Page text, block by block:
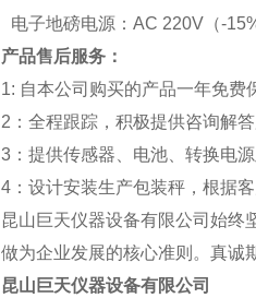
电子地磅电源：AC 220V（-
产品售后服务：
1: 自本公司购买的产品一年免费
2：全程跟踪，积极提供咨询解
3：提供传感器、电池、转换电
4：设计安装生产包装秤，根据
昆山巨天仪器设备有限公司始终
做为企业发展的核心准则。真诚
昆山 巨天仪器设备有限公司